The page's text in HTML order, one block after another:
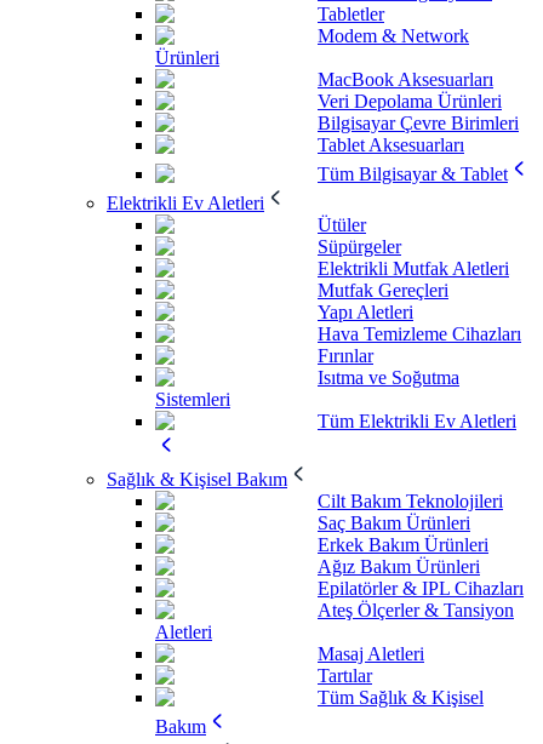
Tabletler
Modem & Network
Ürünleri
MacBook Aksesuarları
Veri Depolama Ürünleri
Bilgisayar Çevre Birimleri
Tablet Aksesuarları
Tüm Bilgisayar & Tablet
Elektrikli Ev Aletleri
Ütüler
Süpürgeler
Elektrikli Mutfak Aletleri
Mutfak Gereçleri
Yapı Aletleri
Hava Temizleme Cihazları
Fırınlar
Isıtma ve Soğutma
Sistemleri
Tüm Elektrikli Ev Aletleri
Sağlık & Kişisel Bakım
Cilt Bakım Teknolojileri
Saç Bakım Ürünleri
Erkek Bakım Ürünleri
Ağız Bakım Ürünleri
Epilatörler & IPL Cihazları
Ateş Ölçerler & Tansiyon
Aletleri
Masaj Aletleri
Tartılar
Tüm Sağlık & Kişisel
Bakım